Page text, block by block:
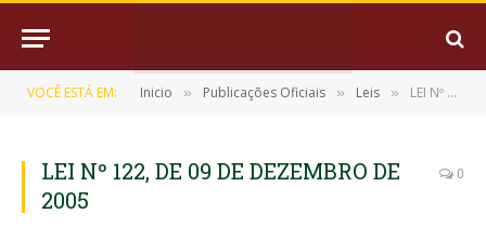
VOCÊ ESTÁ EM: Inicio » Publicações Oficiais » Leis » LEI Nº 122, DE 09 DE DEZEMBRO DE 2005
LEI Nº 122, DE 09 DE DEZEMBRO DE
2005
0